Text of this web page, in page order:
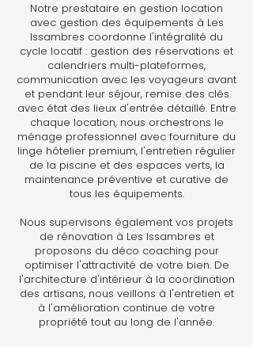
Notre prestataire en gestion location
avec gestion des équipements à Les
Issambres coordonne l'intégralité du
cycle locatif : gestion des réservations et
calendriers multi-plateformes,
communication avec les voyageurs avant
et pendant leur séjour, remise des clés
avec état des lieux d'entrée détaillé. Entre
chaque location, nous orchestrons le
ménage professionnel avec fourniture du
linge hôtelier premium, l'entretien régulier
de la piscine et des espaces verts, la
maintenance préventive et curative de
tous les équipements.
Nous supervisons également vos projets
de rénovation à Les Issambres et
proposons du déco coaching pour
optimiser l'attractivité de votre bien. De
l'architecture d'intérieur à la coordination
des artisans, nous veillons à l'entretien et
à l'amélioration continue de votre
propriété tout au long de l'année.